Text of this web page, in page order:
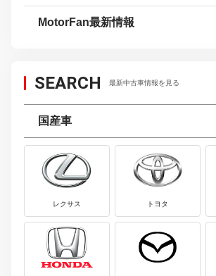
MotorFan最新情報
SEARCH 最新中古車情報を見る
国産車
レクサス トヨタ